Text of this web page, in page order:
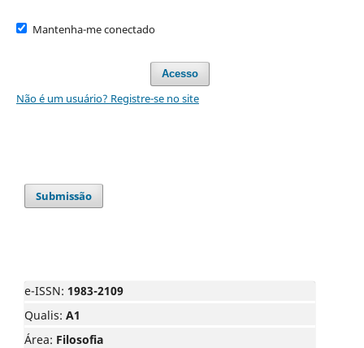
Mantenha-me conectado
Acesso
Não é um usuário? Registre-se no site
Submissão
e-ISSN: 1983-2109
Qualis: A1
Área: Filosofia